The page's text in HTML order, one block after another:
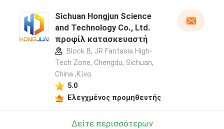
Sichuan Hongjun Science
and Technology Co., Ltd.
προφίλ κατασκευαστή
Block B, JR Fantasia High-
Tech Zone, Chengdu, Sichuan,
China ,Κίνα
5.0
Ελεγχμένος προμηθευτής
Δείτε περισσότερων